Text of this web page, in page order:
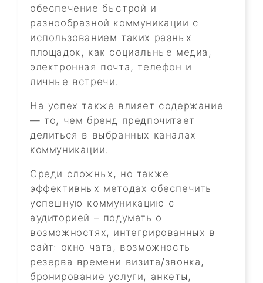
обеспечение быстрой и
разнообразной коммуникации с
использованием таких разных
площадок, как социальные медиа,
электронная почта, телефон и
личные встречи.
На успех также влияет содержание
— то, чем бренд предпочитает
делиться в выбранных каналах
коммуникации.
Среди сложных, но также
эффективных методах обеспечить
успешную коммуникацию с
аудиторией – подумать о
возможностях, интегрированных в
сайт: окно чата, возможность
резерва времени визита/звонка,
бронирование услуги, анкеты,